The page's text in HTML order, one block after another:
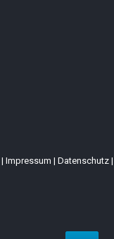
| Impressum | Datenschutz |